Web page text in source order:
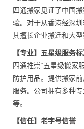
四通搬家见证了中国
验。对于从香港经深
其擅长企业搬迁和大型
【专业】五星级服务
四通推崇“五星级搬家
防护用品。提供搬家
服务。公司拥有多种
等。
【信任】老字号信誉